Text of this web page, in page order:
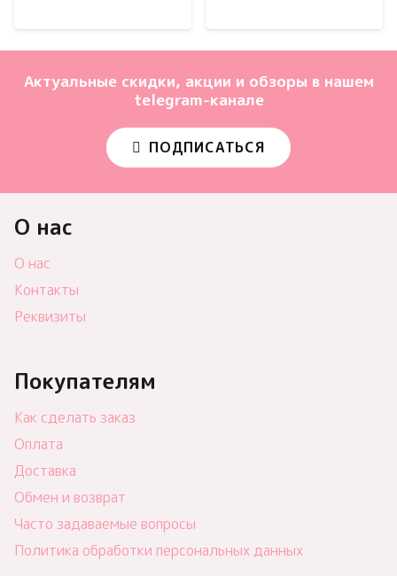
Актуальные скидки, акции и обзоры в нашем
telegram-канале
ПОДПИСАТЬСЯ
О нас
О нас
Контакты
Реквизиты
Покупателям
Как сделать заказ
Оплата
Доставка
Обмен и возврат
Часто задаваемые вопросы
Политика обработки персональных данных